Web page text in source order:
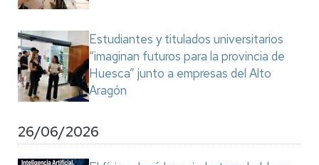
Estudiantes y titulados universitarios
“imaginan futuros para la provincia de
Huesca” junto a empresas del Alto
Aragón
26/06/2026